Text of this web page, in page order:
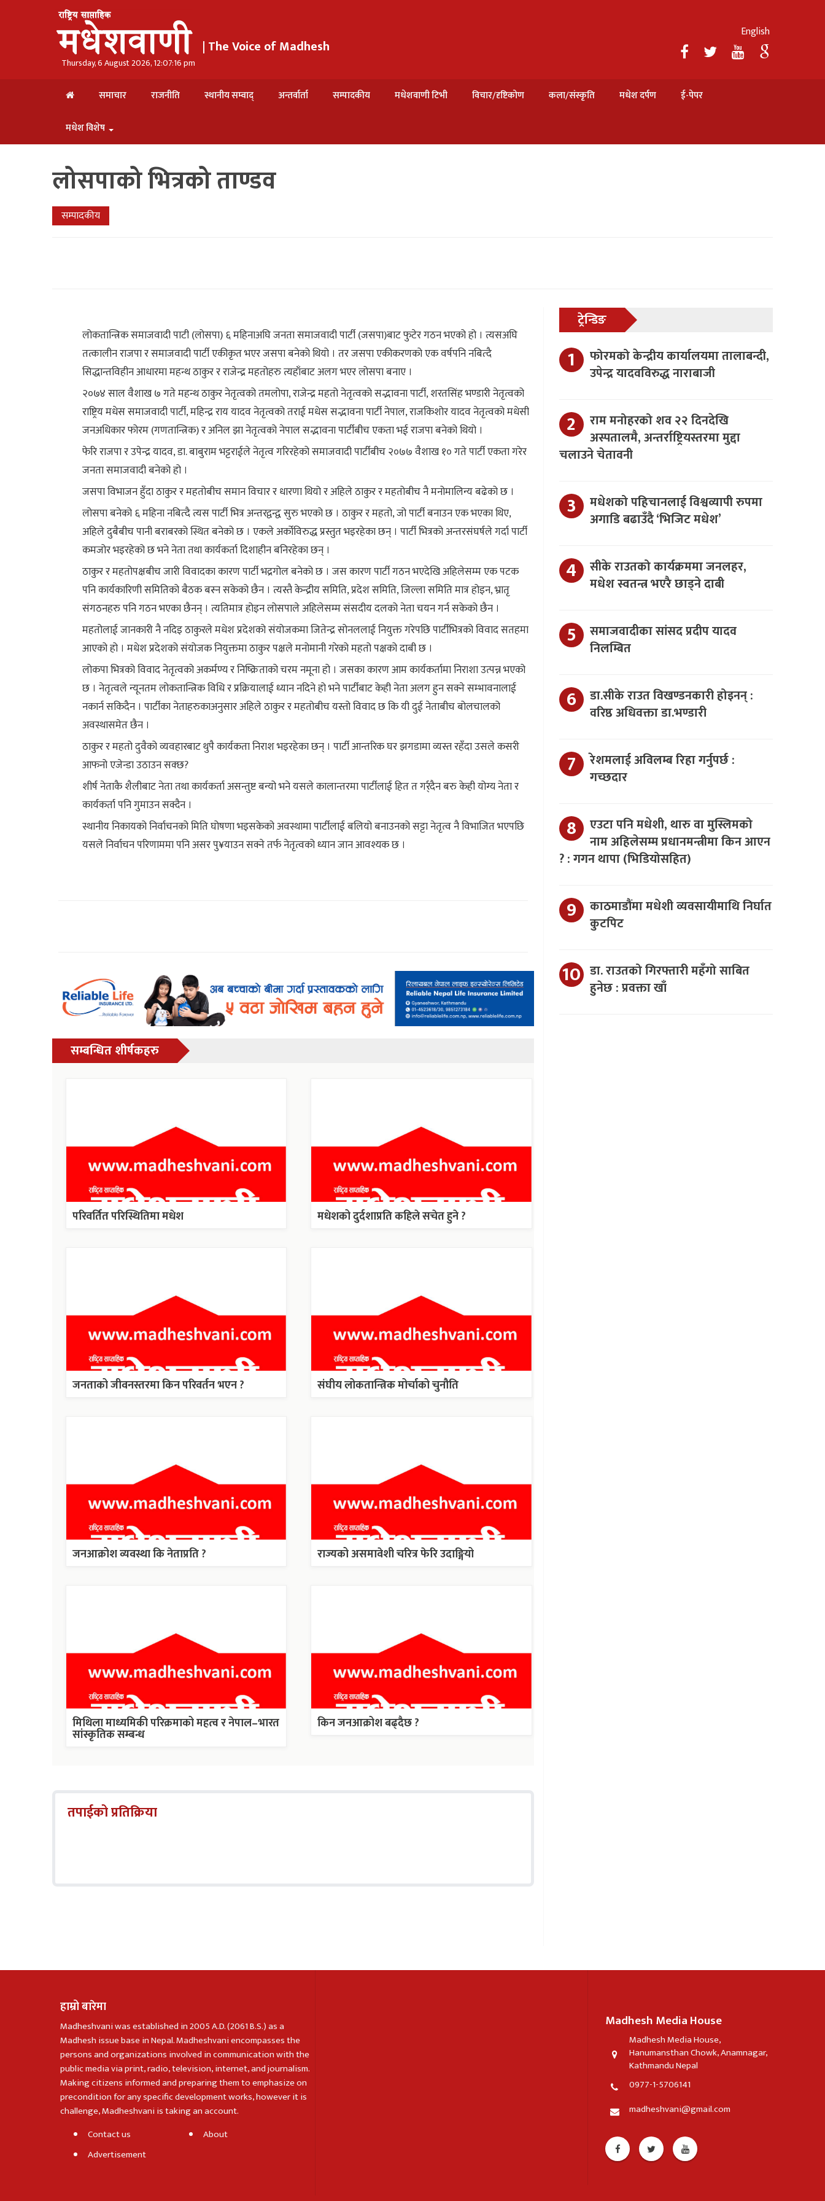
| The Voice of Madhesh
Thursday, 6 August 2026, 12:07:16 pm
English
समाचार राजनीति स्थानीय सम्वाद् अन्तर्वार्ता सम्पादकीय मधेशवाणी टिभी विचार/दृष्टिकोण कला/संस्कृति मधेश दर्पण ई-पेपर
मधेश विशेष
लोसपाको भित्रको ताण्डव
सम्पादकीय
लोकतान्त्रिक समाजवादी पाटी (लोसपा) ६ महिनाअघि जनता समाजवादी पार्टी (जसपा)बाट फुटेर गठन भएको हो । त्यसअघि
तत्कालीन राजपा र समाजवादी पार्टी एकीकृत भएर जसपा बनेको थियो । तर जसपा एकीकरणको एक वर्षपनि नबित्दै
सिद्धान्तविहीन आधारमा महन्थ ठाकुर र राजेन्द्र महतोहरु त्यहाँबाट अलग भएर लोसपा बनाए ।
२०७४ साल वैशाख ७ गते महन्थ ठाकुर नेतृत्वको तमलोपा, राजेन्द्र महतो नेतृत्वको सद्भावना पार्टी, शरतसिंह भण्डारी नेतृत्वको
राष्ट्रिय मधेस समाजवादी पार्टी, महिन्द्र राय यादव नेतृत्वको तराई मधेस सद्भावना पार्टी नेपाल, राजकिशोर यादव नेतृत्वको मधेसी
जनअधिकार फोरम (गणतान्त्रिक) र अनिल झा नेतृत्वको नेपाल सद्भावना पार्टीबीच एकता भई राजपा बनेको थियो ।
फेरि राजपा र उपेन्द्र यादव, डा. बाबुराम भट्टराईले नेतृत्व गरिरहेको समाजवादी पार्टीबीच २०७७ वैशाख १० गते पार्टी एकता गरेर
जनता समाजवादी बनेको हो ।
जसपा विभाजन हुँदा ठाकुर र महतोबीच समान विचार र धारणा थियो र अहिले ठाकुर र महतोबीच नै मनोमालिन्य बढेको छ ।
लोसपा बनेको ६ महिना नबित्दै त्यस पार्टी भित्र अन्तरद्वन्द्व सुरु भएको छ । ठाकुर र महतो, जो पार्टी बनाउन एक भएका थिए,
अहिले दुबैबीच पानी बराबरको स्थित बनेको छ । एकले अर्कोविरुद्ध प्रस्तुत भइरहेका छन् । पार्टी भित्रको अन्तरसंघर्षले गर्दा पार्टी
कमजोर भइरहेको छ भने नेता तथा कार्यकर्ता दिशाहीन बनिरहेका छन् ।
ठाकुर र महतोपक्षबीच जारी विवादका कारण पार्टी भद्रगोल बनेको छ । जस कारण पार्टी गठन भएदेखि अहिलेसम्म एक पटक
पनि कार्यकारिणी समितिको बैठक बस्न सकेको छैन । त्यस्तै केन्द्रीय समिति, प्रदेश समिति, जिल्ला समिति मात्र होइन, भ्रातृ
संगठनहरु पनि गठन भएका छैनन् । त्यतिमात्र होइन लोसपाले अहिलेसम्म संसदीय दलको नेता चयन गर्न सकेको छैन ।
महतोलाई जानकारी नै नदिइ ठाकुरले मधेश प्रदेशको संयोजकमा जितेन्द्र सोनललाई नियुक्त गरेपछि पार्टीभित्रको विवाद सतहमा
आएको हो । मधेश प्रदेशको संयोजक नियुक्तमा ठाकुर पक्षले मनोमानी गरेको महतो पक्षको दाबी छ ।
लोकपा भित्रको विवाद नेतृत्वको अकर्मण्य र निष्क्रिताको चरम नमूना हो । जसका कारण आम कार्यकर्तामा निराशा उत्पन्न भएको
छ । नेतृत्वले न्यूनतम लोकतान्त्रिक विधि र प्रक्रियालाई ध्यान नदिने हो भने पार्टीबाट केही नेता अलग हुन सक्ने सम्भावनालाई
नकार्न सकिदैन । पार्टीका नेताहरुकाअनुसार अहिले ठाकुर र महतोबीच यस्तो विवाद छ कि यी दुई नेताबीच बोलचालको
अवस्थासमेत छैन ।
ठाकुर र महतो दुवैको व्यवहारबाट थुपै कार्यकता निराश भइरहेका छन् । पार्टी आन्तरिक घर झगडामा व्यस्त रहँदा उसले कसरी
आफनो एजेन्डा उठाउन सक्छ?
शीर्ष नेताकै शैलीबाट नेता तथा कार्यकर्ता असन्तुष्ट बन्यो भने यसले कालान्तरमा पार्टीलाई हित त गर्र्दैन बरु केही योग्य नेता र
कार्यकर्ता पनि गुमाउन सक्दैन ।
स्थानीय निकायको निर्वाचनको मिति घोषणा भइसकेको अवस्थामा पार्टीलाई बलियो बनाउनको सट्टा नेतृत्व नै विभाजित भएपछि
यसले निर्वाचन परिणाममा पनि असर पु¥याउन सक्ने तर्फ नेतृत्वको ध्यान जान आवश्यक छ ।
सम्बन्धित शीर्षकहरु
परिवर्तित परिस्थितिमा मधेश मधेशको दुर्दशाप्रति कहिले सचेत हुने ?
जनताको जीवनस्तरमा किन परिवर्तन भएन ? संघीय लोकतान्त्रिक मोर्चाको चुनौति
जनआक्रोश व्यवस्था कि नेताप्रति ? राज्यको असमावेशी चरित्र फेरि उदाङ्गियो
मिथिला माध्यमिकी परिक्रमाको महत्व र नेपाल–भारत
सांस्कृतिक सम्बन्ध
किन जनआक्रोश बढ्दैछ ?
तपाईको प्रतिक्रिया
ट्रेन्डिङ
फोरमको केन्द्रीय कार्यालयमा तालाबन्दी,
उपेन्द्र यादवविरुद्ध नाराबाजी
राम मनोहरको शव २२ दिनदेखि
अस्पतालमै, अन्तर्राष्ट्रियस्तरमा मुद्दा
चलाउने चेतावनी
मधेशको पहिचानलाई विश्वव्यापी रुपमा
अगाडि बढाउँदै ‘भिजिट मधेश’
सीके राउतको कार्यक्रममा जनलहर,
मधेश स्वतन्त्र भएरै छाड्ने दाबी
समाजवादीका सांसद प्रदीप यादव
निलम्बित
डा.सीके राउत विखण्डनकारी होइनन् :
वरिष्ठ अधिवक्ता डा.भण्डारी
रेशमलाई अविलम्ब रिहा गर्नुपर्छ :
गच्छदार
एउटा पनि मधेशी, थारु वा मुस्लिमको
नाम अहिलेसम्म प्रधानमन्त्रीमा किन आएन
? : गगन थापा (भिडियोसहित)
काठमाडौंमा मधेशी व्यवसायीमाथि निर्घात
कुटपिट
डा. राउतको गिरफ्तारी महँगो साबित
हुनेछ : प्रवक्ता खाँ
हाम्रो बारेमा
Madheshvani was established in 2005 A.D. (2061 B.S.) as a
Madhesh issue base in Nepal. Madheshvani encompasses the
persons and organizations involved in communication with the
public media via print, radio, television, internet, and journalism.
Making citizens informed and preparing them to emphasize on
precondition for any specific development works, however it is
challenge, Madheshvani is taking an account.
Contact us
About
Advertisement
Madhesh Media House
Madhesh Media House,
Hanumansthan Chowk, Anamnagar,
Kathmandu Nepal
0977-1-5706141
madheshvani@gmail.com